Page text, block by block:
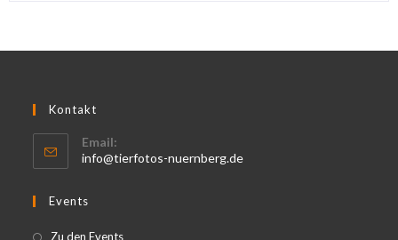
Kontakt
Email:
info@tierfotos-nuernberg.de
Events
Zu den Events